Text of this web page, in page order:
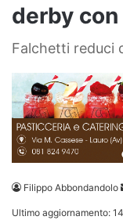
derby
Falchetti reduci
Filippo Abbondandolo
Ultimo aggiornamento: